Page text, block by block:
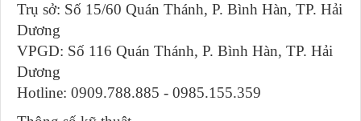
Trụ sở: Số 15/60 Quán Thánh, P. Bình Hàn, TP. Hải
Dương
VPGD: Số 116 Quán Thánh, P. Bình Hàn, TP. Hải
Dương
Hotline: 0909.788.885 - 0985.155.359